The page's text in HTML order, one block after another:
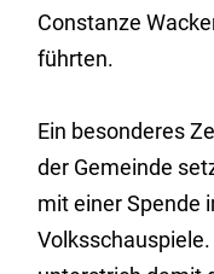
Constanze
führten.
Ein besonderes
der Gemeinde
mit einer Spende